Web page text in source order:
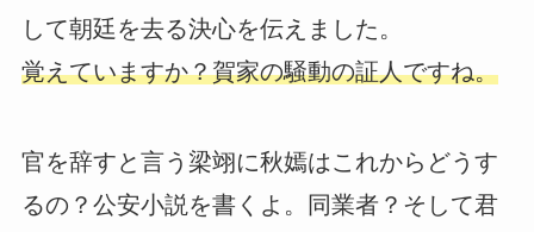
して朝廷を去る決心を伝えました。
覚えていますか？賀家の騒動の証人ですね。
官を辞すと言う梁翊に秋嫣はこれからどうす
るの？公安小説を書くよ。同業者？そして君